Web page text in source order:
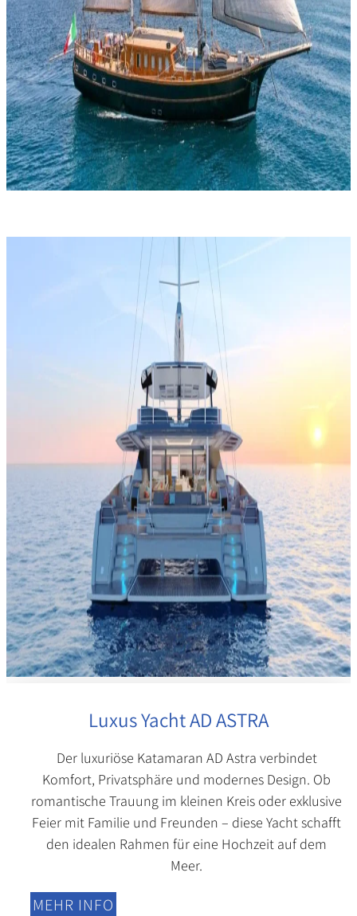
Luxus Yacht AD ASTRA
Der luxuriöse Katamaran AD Astra verbindet
Komfort, Privatsphäre und modernes Design. Ob
romantische Trauung im kleinen Kreis oder exklusive
Feier mit Familie und Freunden – diese Yacht schafft
den idealen Rahmen für eine Hochzeit auf dem
Meer.
MEHR INFO